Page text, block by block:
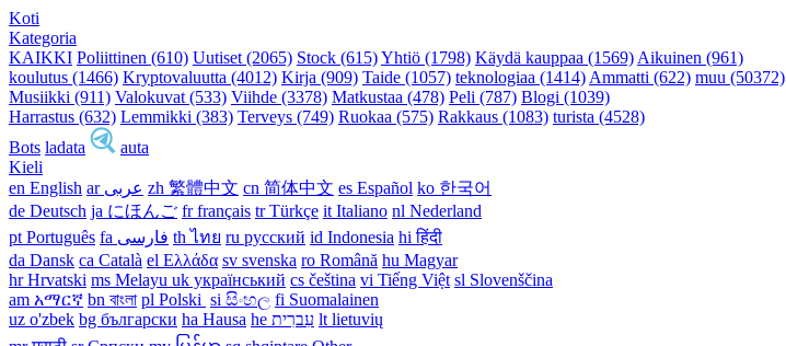
Koti
Kategoria
KAIKKI Poliittinen (610) Uutiset (2065) Stock (615)Yhtiö (1798) Käydä kauppaa (1569) Aikuinen (961)
koulutus (1466) Kryptovaluutta (4012) Kirja (909) Taide (1057) teknologiaa (1414) Ammatti (622) muu (50372)
Musiikki (911) Valokuvat (533) Viihde (3378) Matkustaa (478) Peli (787) Blogi (1039)
Harrastus (632) Lemmikki (383) Terveys (749) Ruokaa (575) Rakkaus (1083) turista (4528)
Bots ladata
auta
Kieli
en English
ar عربى zh 繁體中文 cn 简体中文 es Español ko 한국어
de Deutsch ja にほんご fr français tr Türkçe it Italiano nl Nederland
pt Português
th ไทย ru русский id Indonesia hi हिंदी
da Dansk‎ ca Català el Ελλάδα sv svenska ro Română hu Magyar
hr Hrvatski ms Melayu uk український‎ cs čeština‎ vi Tiếng Việt sl Slovenščina
am አማርኛ bn বাংলা pl Polski ‎ si සිංහල fi Suomalainen
uz o'zbek bg български ha Hausa‎ he עִברִית lt lietuvių